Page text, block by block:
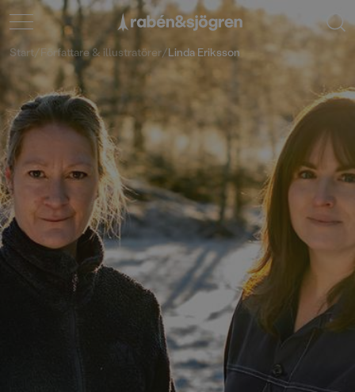
Start/Författare & illustratörer/Linda Eriksson